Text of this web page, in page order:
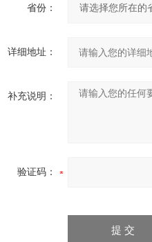
省份：
详细地址：
补充说明：
验证码：